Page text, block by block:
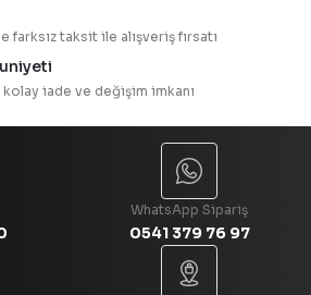
eksik bilgiler bulunuyor.
bulunuyor.
daha pahalı.
farksız taksit ile alışveriş fırsatı
iade ve değişim imkanı
WhatsApp Sipariş
0541 379 76 97